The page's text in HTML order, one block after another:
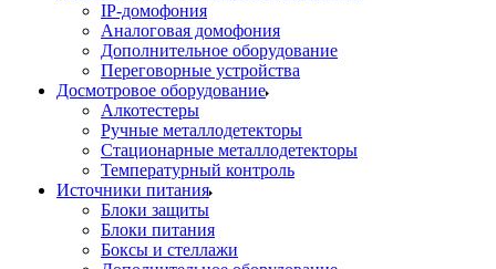
IP-домофония
Аналоговая домофония
Дополнительное оборудование
Переговорные устройства
Досмотровое оборудование
Алкотестеры
Ручные металлодетекторы
Стационарные металлодетекторы
Температурный контроль
Источники питания
Блоки защиты
Блоки питания
Боксы и стеллажи